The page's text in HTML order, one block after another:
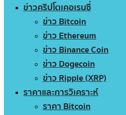
ข่าวคริปโตเคอเรนซี่
ข่าว Bitcoin
ข่าว Ethereum
ข่าว Binance Coin
ข่าว Dogecoin
ข่าว Ripple (XRP)
ราคาและการวิเคราะห์
ราคา Bitcoin